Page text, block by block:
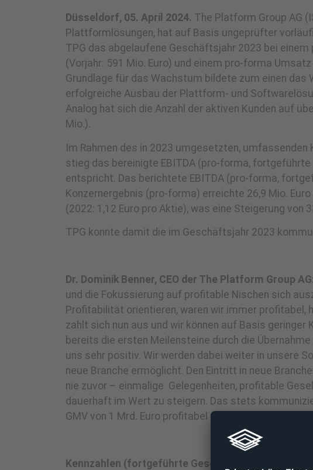
Düsseldorf, 05. April 2024. The Platform Group AG
Plattformlösungen, hat auf Basis ungeprüfter
TPG das abgelaufene Geschäftsjahr 2023 bei
(Vorjahr: 591 Mio. Euro) und einem pro-forma
Grundlage für das Wachstum bildete zum einen das
erfolgreiche Ausbau der Plattform- und
Analog hat sich die Anzahl der aktiven Kunden auf
Mio.).
Im Rahmen des in 2023 umgesetzten,
stieg das bereinigte EBITDA (pro-forma,
entspricht. Das berichtete EBITDA (pro-forma,
Konzernergebnis (pro-forma) erreichte 26,9 Mio.
(2022: 1,12 Euro pro Aktie), was eine Steigerung von
TPG konnte damit die im Geschäftsjahr 2023
Dr. Dominik Benner, CEO der The Platform Group AG:
und die Fokussierung auf profitable Nischen sich
Profitabilität orientieren, waren wir immer profitabel,
zahlt sich nun aus und wir können auf Basis
bereits die ersten Meilensteine durch die
uns sehr positiv. Wir werden dabei weiter in unsere
neue Branche ermöglicht. Den Eintritt in neue
nie zuvor – einmalige Gelegenheiten, profitable
dauerhaft im Wert zu steigern. Das stets
GMV von 1 Mrd. Euro profitabel umzusetzen, ist für
Kennzahlen (fortgeführte Geschäftsbereiche)